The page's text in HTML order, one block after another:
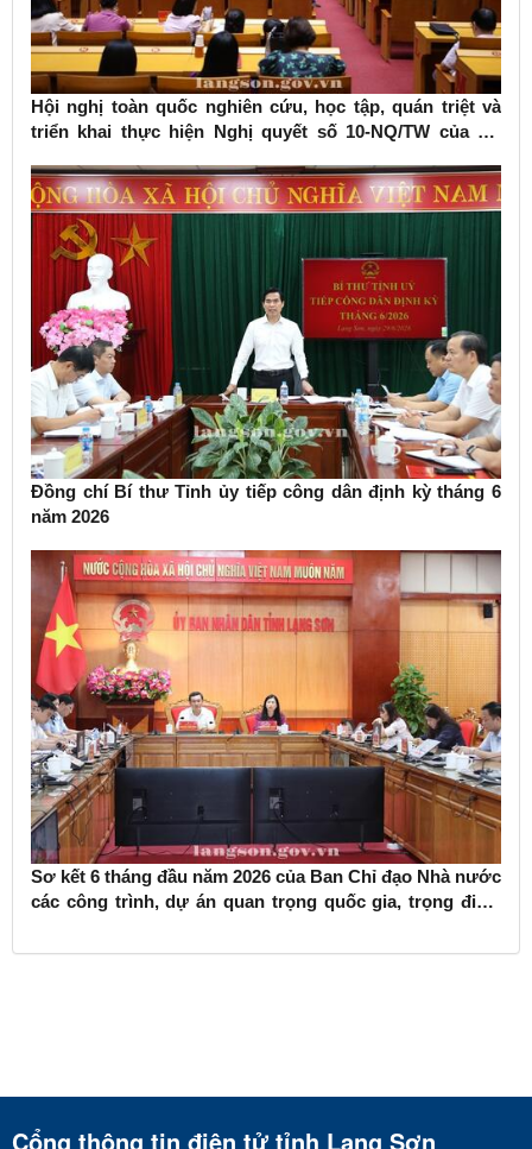
Hội nghị toàn quốc nghiên cứu, học tập, quán triệt và
triển khai thực hiện Nghị quyết số 10-NQ/TW của Bộ
Đồng chí Bí thư Tỉnh ủy tiếp công dân định kỳ tháng 6
năm 2026
Sơ kết 6 tháng đầu năm 2026 của Ban Chỉ đạo Nhà nước
các công trình, dự án quan trọng quốc gia, trọng điểm
Cổng thông tin điện tử tỉnh Lạng Sơn